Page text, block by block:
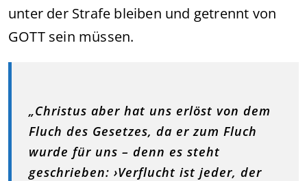
unter der Strafe bleiben und getrennt von
GOTT sein müssen.
„Christus aber hat uns erlöst von dem
Fluch des Gesetzes, da er zum Fluch
wurde für uns – denn es steht
geschrieben: ›Verflucht ist jeder, der